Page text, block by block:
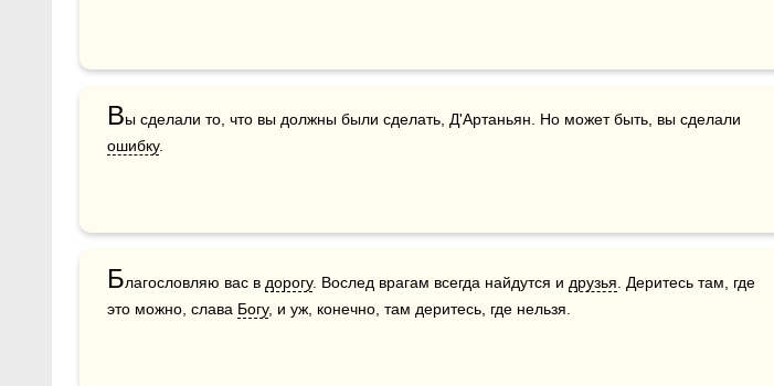
В
ошибку.
Благословляю вас в дорогу. Вослед врагам всегда найдутся и друзья . Деритесь там, где
это можно, слава Богу, и уж, конечно, там деритесь, где нельзя.